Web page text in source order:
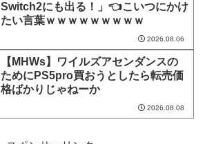
Switch2にも出る！」👈こいつにかけ
たい言葉ｗｗｗｗｗｗｗｗｗ
2026.08.06
【MHWs】ワイルズアセンダンスの
ためにPS5pro買おうとしたら転売価
格ばかりじゃねーか
2026.08.08